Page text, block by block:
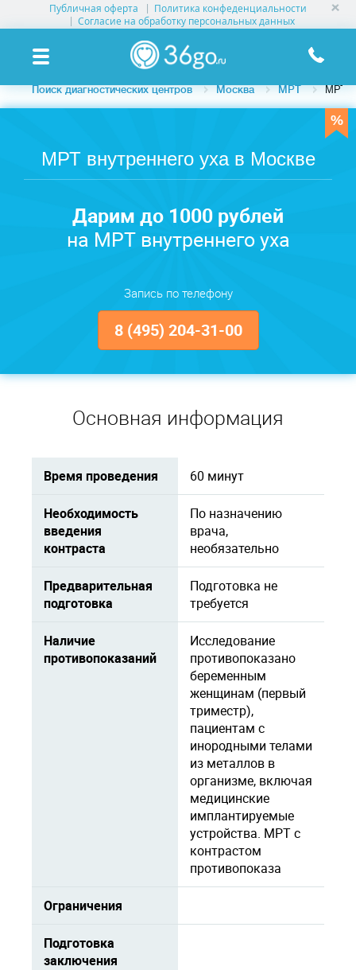
Публичная оферта
Политика конфеденциальности
Согласие на обработку персональных данных
УСЛУГИ КЛИНИК
КЛИНИКИ НА КАРТЕ
ПАМЯТКА ПАЦИЕНТУ
Поиск диагностических центров Москва МРТ МРТ
МРТ внутреннего уха в Москве
Дарим до 1000 рублей
на МРТ внутреннего уха
Запись по телефону
8 (495) 204-31-00
Основная информация
Время проведения 60 минут
Необходимость
введения
контраста
По назначению
врача,
необязательно
Предварительная
подготовка
Подготовка не
требуется
Наличие
противопоказаний
Исследование
противопоказано
беременным
женщинам (первый
триместр),
пациентам с
инородными телами
из металлов в
организме, включая
медицинские
имплантируемые
устройства. МРТ с
контрастом
противопоказа
Ограничения
Подготовка
заключения